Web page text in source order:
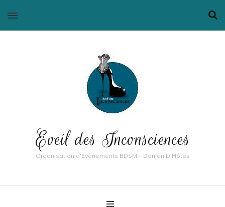
Eveil des Inconsciences
Organisation d'Evènements BDSM – Donjon D'Hôtes